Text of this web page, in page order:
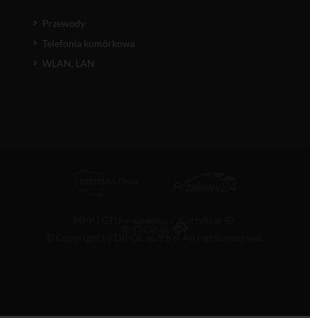
Przewody
Telefonia komórkowa
WLAN, LAN